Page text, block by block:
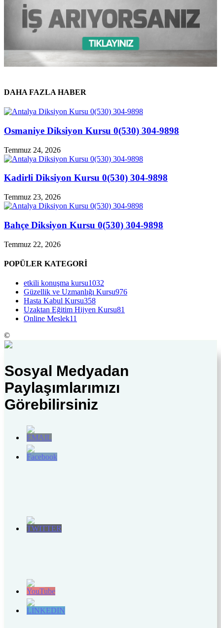
DAHA FAZLA HABER
Osmaniye Diksiyon Kursu 0(530) 304-9898
Temmuz 24, 2026
Kadirli Diksiyon Kursu 0(530) 304-9898
Temmuz 23, 2026
Bahçe Diksiyon Kursu 0(530) 304-9898
Temmuz 22, 2026
POPÜLER KATEGORİ
etkili konuşma kursu1032
Güzellik ve Uzmanlığı Kursu976
Hasta Kabul Kursu358
Uzaktan Eğitim Hijyen Kursu81
Online Meslek11
©
Sosyal Medyadan
Paylaşımlarımızı
Görebilirsiniz